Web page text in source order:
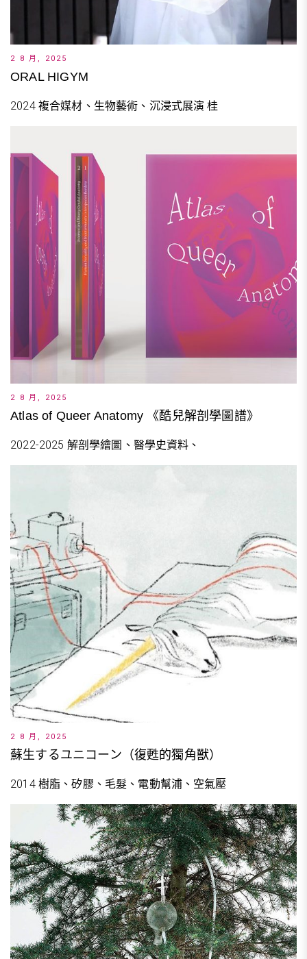
2 8 月, 2025
ORAL HIGYM
2024 複合媒材、生物藝術、沉浸式展演 桂
2 8 月, 2025
Atlas of Queer Anatomy 《酷兒解剖學圖譜》
2022-2025 解剖學繪圖、醫學史資料、
2 8 月, 2025
蘇生するユニコーン（復甦的獨角獸）
2014 樹脂、矽膠、毛髮、電動幫浦、空氣壓